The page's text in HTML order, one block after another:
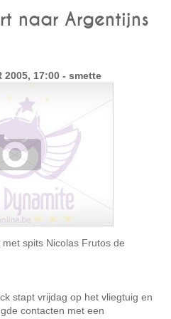
naar Argentijns
2005, 17:00 - smette
spits Nicolas Frutos de
stapt vrijdag op het vliegtuig en
contacten met een